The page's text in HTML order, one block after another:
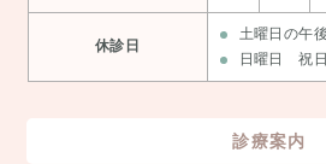
休診日
土曜日の午後
日曜日 祝日
診療案内